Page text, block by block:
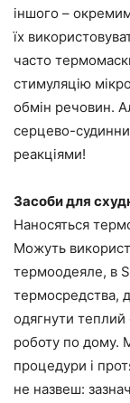
іншого –
їх
часто
стимуляцію
обмін речовин.
серцево-
реакціями!
Засоби для
Наносяться
Можуть
термоодеяле, в
термосредства,
одягнути теплий
роботу по дому.
процедури і
не назвеш: